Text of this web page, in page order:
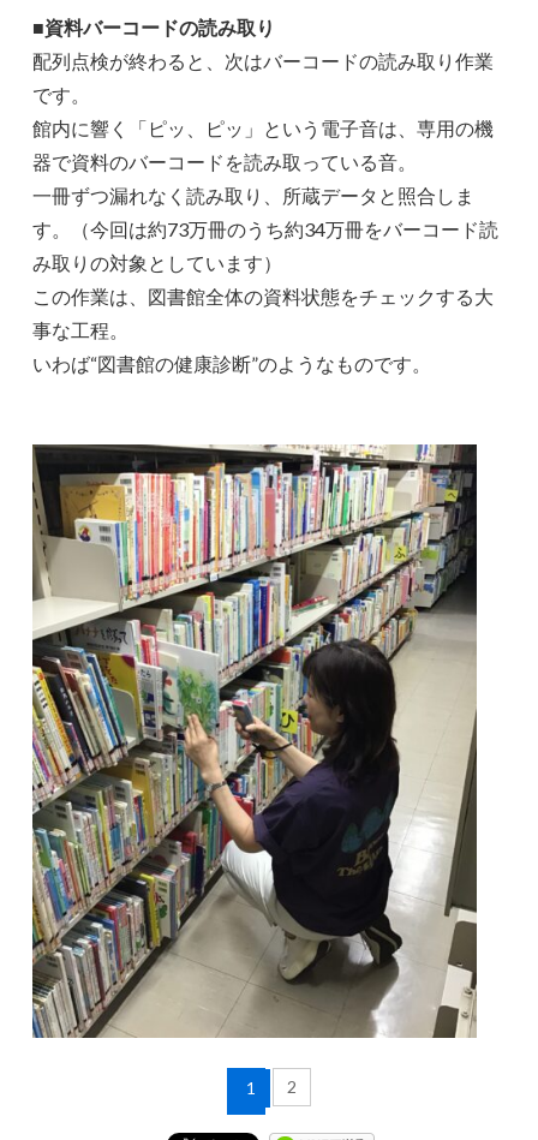
■資料バーコードの読み取り
配列点検が終わると、次はバーコードの読み取り作業
です。
館内に響く「ピッ、ピッ」という電子音は、専用の機
器で資料のバーコードを読み取っている音。
一冊ずつ漏れなく読み取り、所蔵データと照合しま
す。（今回は約73万冊のうち約34万冊をバーコード読
み取りの対象としています）
この作業は、図書館全体の資料状態をチェックする大
事な工程。
いわば“図書館の健康診断”のようなものです。
1 2